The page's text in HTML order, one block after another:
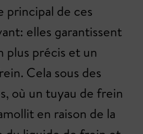
principal de ces
elles garantissent
plus précis et un
Cela sous des
où un tuyau de frein
en raison de la